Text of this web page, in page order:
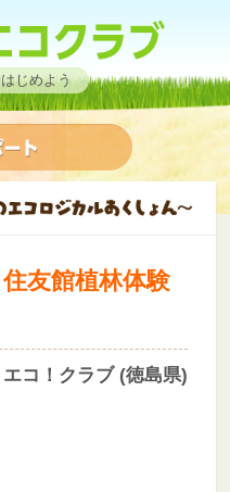
じめよう
友館植林体験
コ！クラブ (徳島県)